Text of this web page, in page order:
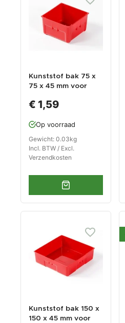
Kunststof bak 75 x
75 x 45 mm voor
n
€ 1,59
Op voorraad
Gewicht: 0.03kg
Incl. BTW / Excl.
Verzendkosten
Kunststof bak 150 x
150 x 45 mm voor